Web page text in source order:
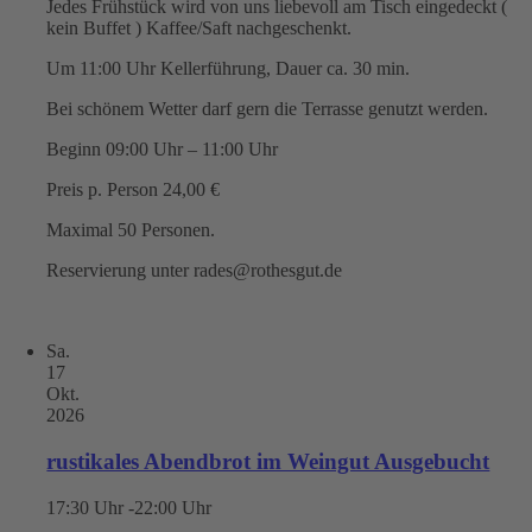
Jedes Frühstück wird von uns liebevoll am Tisch eingedeckt (
kein Buffet ) Kaffee/Saft nachgeschenkt.
Um 11:00 Uhr Kellerführung, Dauer ca. 30 min.
Bei schönem Wetter darf gern die Terrasse genutzt werden.
Beginn 09:00 Uhr – 11:00 Uhr
Preis p. Person 24,00 €
Maximal 50 Personen.
Reservierung unter rades@rothesgut.de
Sa.
17
Okt.
2026
rustikales Abendbrot im Weingut Ausgebucht
17:30 Uhr -22:00 Uhr